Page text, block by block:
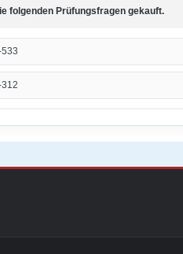
folgenden Prüfungsfragen gekauft.